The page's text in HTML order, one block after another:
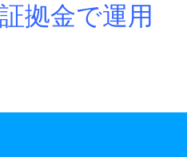
拠金で運用